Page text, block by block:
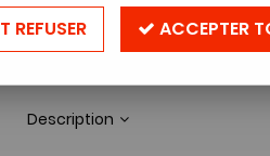
64,90 €TTC
Réf. :SELENIUMKODAK
Description
REFUSER ACCEPTER